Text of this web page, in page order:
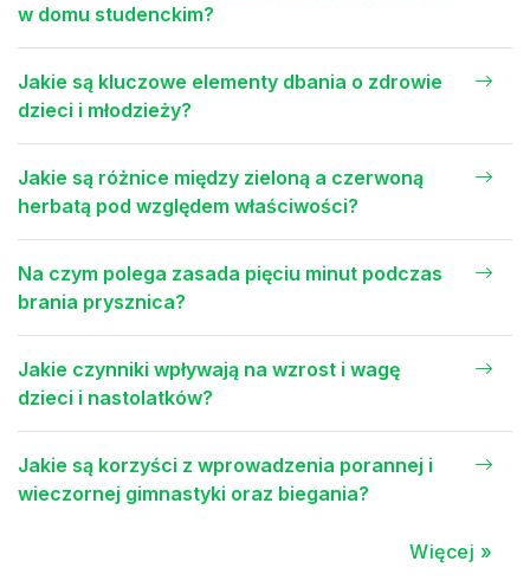
w domu studenckim?
Jakie są kluczowe elementy dbania o zdrowie
dzieci i młodzieży?
Jakie są różnice między zieloną a czerwoną
herbatą pod względem właściwości?
Na czym polega zasada pięciu minut podczas
brania prysznica?
Jakie czynniki wpływają na wzrost i wagę
dzieci i nastolatków?
Jakie są korzyści z wprowadzenia porannej i
wieczornej gimnastyki oraz biegania?
Więcej »